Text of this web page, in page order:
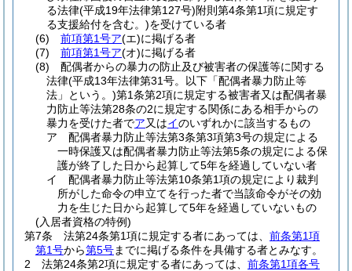
る法律(平成19年法律第127号)附則第4条第1項に規定す
る支援給付を含む。)を受けている者
(6)
前項第1号ア(エ)に掲げる者
(7)
前項第1号ア(オ)に掲げる者
(8)
配偶者からの暴力の防止及び被害者の保護等に関する
法律(平成13年法律第31号。以下「配偶者暴力防止等
法」という。)第1条第2項に規定する被害者又は配偶者暴
力防止等法第28条の2に規定する関係にある相手からの
暴力を受けた者でア又はイのいずれかに該当するもの
ア
配偶者暴力防止等法第3条第3項第3号の規定による
一時保護又は配偶者暴力防止等法第5条の規定による保
護が終了した日から起算して5年を経過していない者
イ
配偶者暴力防止等法第10条第1項の規定により裁判
所がした命令の申立てを行った者で当該命令がその効
力を生じた日から起算して5年を経過していないもの
(入居者資格の特例)
第7条
法第24条第1項に規定する者にあっては、 前条第1項
第1号から第5号までに掲げる条件を具備する者とみなす。
2
法第24条第2項に規定する者にあっては、 前条第1項各号